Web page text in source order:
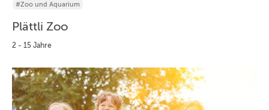
WIEN
ZÜRICH
ANDERE
REGIONEN
#Zoo und Aquarium
Plättli Zoo
2 - 15 Jahre